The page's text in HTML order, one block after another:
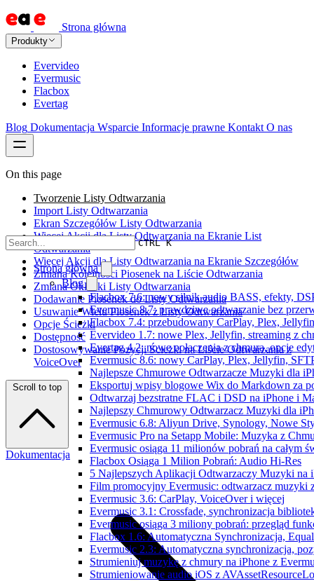
Strona główna
Produkty
Evervideo
Evermusic
Flacbox
Evertag
Blog Dokumentacja Wsparcie Informacje prawne Kontakt O nas
CTRL K
Strona główna
Blog
Flacbox 7.6: nowy silnik audio BASS, efekty,
Evermusic 8.7: prawdziwe odtwarzanie bez
Flacbox 7.4: przebudowany CarPlay, Plex,
Evervideo 1.7: nowe Plex, Jellyfin, streaming z
Evertag 4.2: nowe połączenia z chmurą, opcje
Evermusic 8.6: nowy CarPlay, Plex, Jellyfin,
Najlepsze Chmurowe Odtwarzacze Muzyki dla
Eksportuj wpisy blogowe Wix do Markdown za
Odtwarzaj bezstratne FLAC i DSD na iPhone i
Najlepszy Chmurowy Odtwarzacz Muzyki dla
Evermusic 6.8: Aliyun Drive, Synology, Nowe
Evermusic Pro na Setapp Mobile: Muzyka z
Evermusic osiąga 11 milionów pobrań na całym
Flacbox Osiąga 1 Milion Pobrań: Audio Hi-Res
5 Najlepszych Aplikacji Odtwarzaczy Muzyki na
Film promocyjny Evermusic: odtwarzacz muzyki
Evermusic 3.6: CarPlay, VoiceOver i więcej
Evermusic 3.1: Crossfade, synchronizacja
Evermusic osiąga 3 miliony pobrań: przegląd
Flacbox 1.6: Automatyczna Synchronizacja,
Evermusic 2.3: Automatyczna synchronizacja,
Strumieniuj muzykę z chmury na iPhone z
Strumieniowanie audio iOS z
On this page
Tworzenie Listy Odtwarzania
Import Listy Odtwarzania
Ekran Szczegółów Listy Odtwarzania
Więcej Akcji dla Listy Odtwarzania na Ekranie List
Odtwarzania
Więcej Akcji dla Listy Odtwarzania na Ekranie Szczegółów
Zmiana Kolejności Piosenek na Liście Odtwarzania
Zmiana Okładki Listy Odtwarzania
Dodawanie Piosenek do Listy Odtwarzania
Usuwanie Wielu Piosenek z Listy Odtwarzania
Opcje Ścieżki
Dostępność
Dostosowywanie Pozycji Ścieżki na Liście Odtwarzania z
VoiceOver
Scroll to top
Dokumentacja